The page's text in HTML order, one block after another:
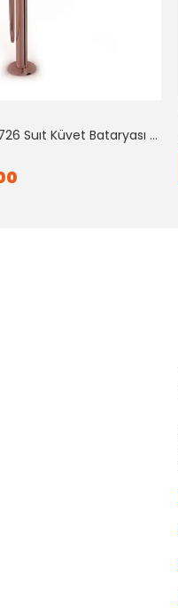
Artema A4128726 Suıt Küvet Bataryası Bakır